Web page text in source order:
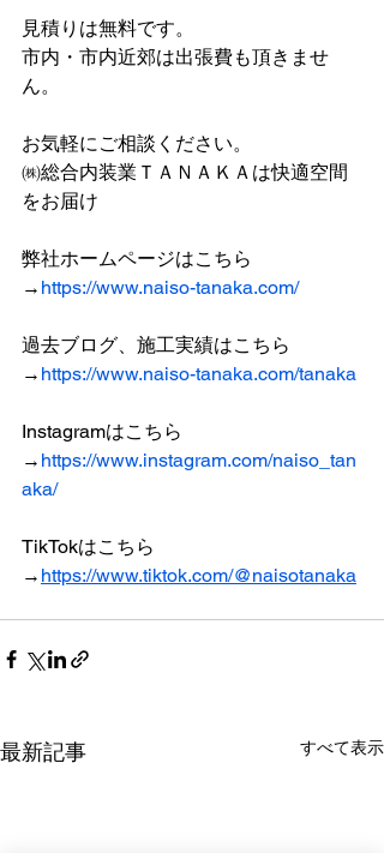
見積りは無料です。
市内・市内近郊は出張費も頂きませ
ん。
お気軽にご相談ください。
㈱総合内装業ＴＡＮＡＫＡは快適空間
をお届け
弊社ホームページはこちら
→ https://www.naiso-tanaka.com/
過去ブログ、施工実績はこちら
→ https://www.naiso-tanaka.com/tanaka
Instagramはこちら
→ https://www.instagram.com/naiso_tan
aka/
TikTokはこちら
→ https://www.tiktok.com/@naisotanaka
最新記事 すべて表示